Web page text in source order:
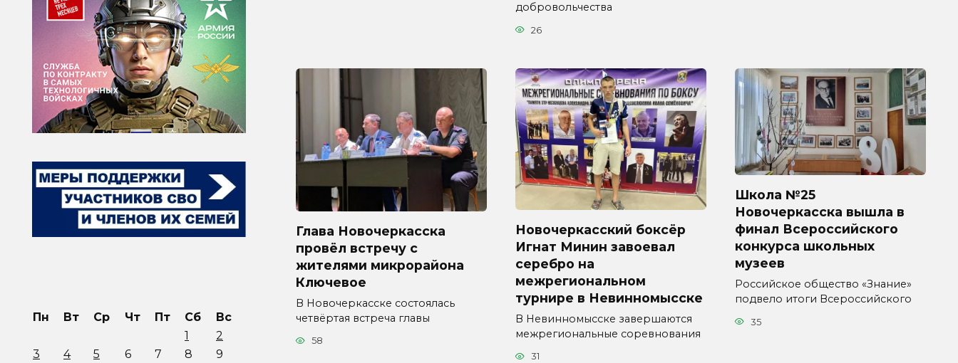
добровольчества
26
Глава Новочеркасска
провёл встречу с
жителями микрорайона
Ключевое
В Новочеркасске состоялась
четвёртая встреча главы
58
Новочеркасский боксёр
Игнат Минин завоевал
серебро на
межрегиональном
турнире в Невинномысске
В Невинномысске завершаются
межрегиональные соревнования
31
Школа №25
Новочеркасска вышла в
финал Всероссийского
конкурса школьных
музеев
Российское общество «Знание»
подвело итоги Всероссийского
35
Пн Вт Ср Чт Пт Сб
Вс
1
2
3
4 5 6 7 8
9